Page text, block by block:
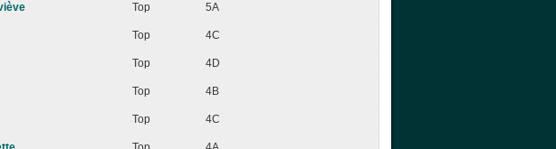
Top 5A
Top 4C
Top 4D
Top 4B
Top 4C